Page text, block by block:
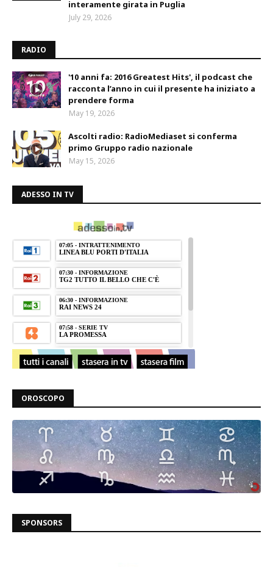
interamente girata in Puglia
July 29, 2026
RADIO
'10 anni fa: 2016 Greatest Hits', il podcast che
racconta l’anno in cui il presente ha iniziato a
prendere forma
May 19, 2026
Ascolti radio: RadioMediaset si conferma
primo Gruppo radio nazionale
May 15, 2026
ADESSO IN TV
OROSCOPO
SPONSORS